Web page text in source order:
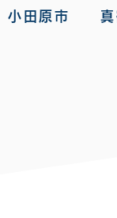
田原市 真